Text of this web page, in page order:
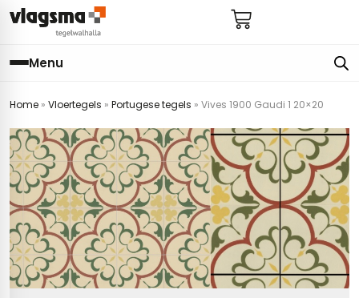
Menu
Home » Vloertegels » Portugese tegels » Vives 1900 Gaudi 1 20×20
badkamer
hal
keuken
toilet
badkamer
bijkeuken
keuken
hal
(tot €25)